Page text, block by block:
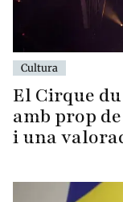
Cultura
El Cirque
amb prop
i una